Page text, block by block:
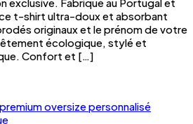
exclusive. Fabriqué au Portugal et
t-shirt ultra-doux et absorbant
originaux et le prénom de votre
écologique, stylé et
Confort et […]